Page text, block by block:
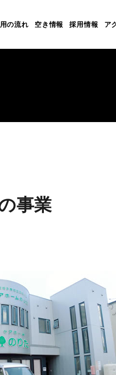
の流れ 空き情報 採用情報 ア
事業